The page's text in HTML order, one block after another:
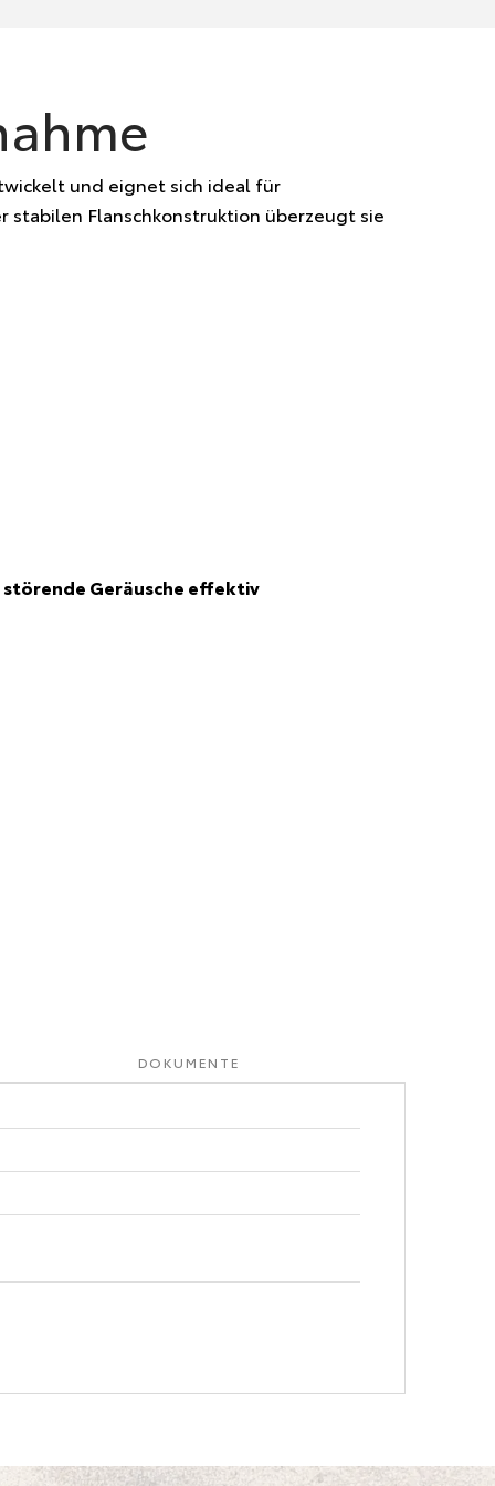
und eignet sich ideal für
stabilen Flanschkonstruktion überzeugt sie
Geräusche effektiv
DOKUMENTE